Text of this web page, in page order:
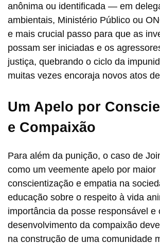
anônima ou identificada — em
ambientais, Ministério Público ou
e mais crucial passo para que as
possam ser iniciadas e os
justiça, quebrando o ciclo da
muitas vezes encoraja novos atos
Um Apelo por
e Compaixão
Para além da punição, o caso de
como um veemente apelo por maior
conscientização e empatia na
educação sobre o respeito à vida
importância da posse responsável e
desenvolvimento da compaixão
na construção de uma comunidade